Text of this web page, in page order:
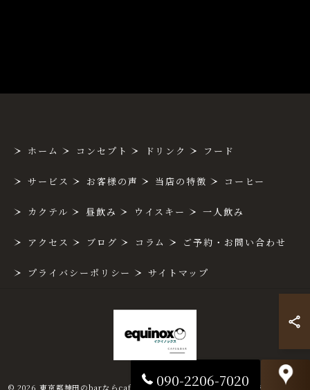
090-2206-7020
ホーム コンセプト ドリンク フード
サービス お客様の声 当店の特徴 コーヒー
カクテル 昼飲み ウイスキー 一人飲み
アクセス ブログ コラム ご予約・お問い合わせ
プライバシーポリシー サイトマップ
© 2026 東京都神田のbarならcafe&bar equinox ALL RIGHTS RESERVED.